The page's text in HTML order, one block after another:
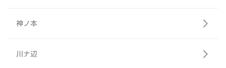
神ノ本
川ナ辺